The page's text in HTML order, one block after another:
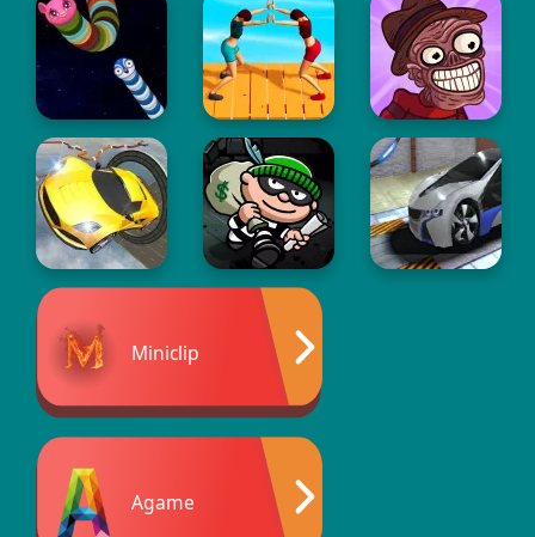
Miniclip
Agame